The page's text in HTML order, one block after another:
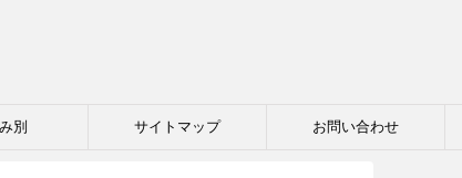
別 サイトマップ お問い合わせ